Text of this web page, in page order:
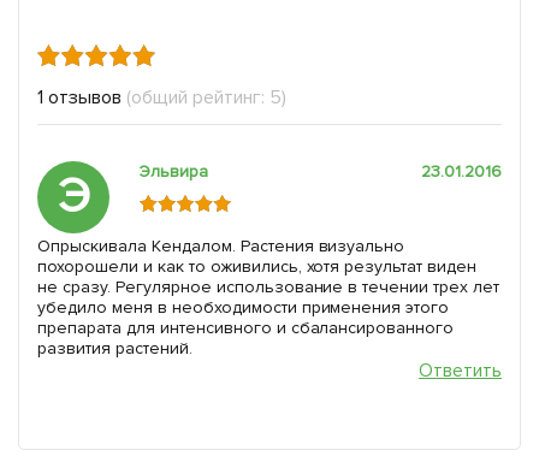
1 отзывов (общий рейтинг: 5)
Э Эльвира 23.01.2016
Опрыскивала Кендалом. Растения визуально
похорошели и как то оживились, хотя результат виден
не сразу. Регулярное использование в течении трех лет
убедило меня в необходимости применения этого
препарата для интенсивного и сбалансированного
развития растений.
Ответить